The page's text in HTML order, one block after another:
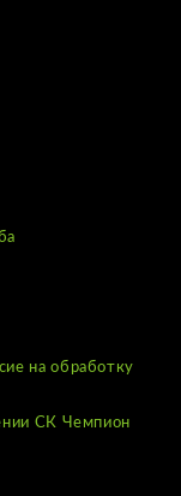
на обработку
СК Чемпион